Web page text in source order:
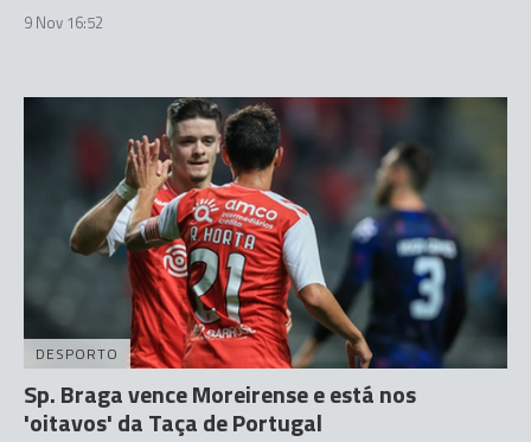
9 Nov 16:52
DESPORTO
Sp. Braga vence Moreirense e está nos
'oitavos' da Taça de Portugal